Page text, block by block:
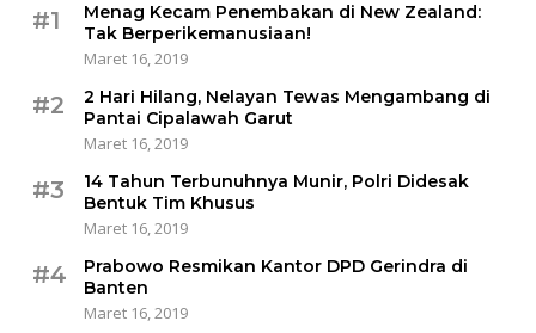
#1
Menag Kecam Penembakan di New Zealand:
Tak Berperikemanusiaan!
Maret 16, 2019
#2
2 Hari Hilang, Nelayan Tewas Mengambang di
Pantai Cipalawah Garut
Maret 16, 2019
#3
14 Tahun Terbunuhnya Munir, Polri Didesak
Bentuk Tim Khusus
Maret 16, 2019
#4
Prabowo Resmikan Kantor DPD Gerindra di
Banten
Maret 16, 2019